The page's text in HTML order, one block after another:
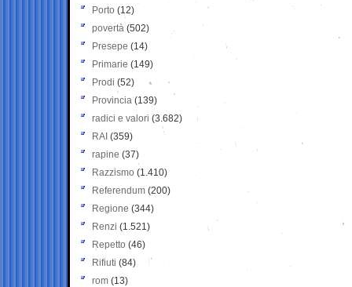
Porto (12)
povertà (502)
Presepe (14)
Primarie (149)
Prodi (52)
Provincia (139)
radici e valori (3.682)
RAI (359)
rapine (37)
Razzismo (1.410)
Referendum (200)
Regione (344)
Renzi (1.521)
Repetto (46)
Rifiuti (84)
rom (13)